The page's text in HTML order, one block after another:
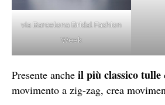
via Barcelona Bridal Fashion
Week
Presente anche il più classico tulle
movimento a zig-zag, crea